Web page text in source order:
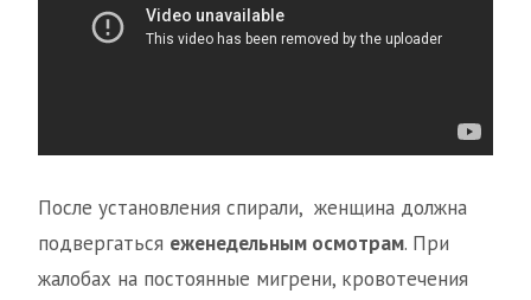
После установления спирали, женщина должна
подвергаться еженедельным осмотрам. При
жалобах на постоянные мигрени, кровотечения